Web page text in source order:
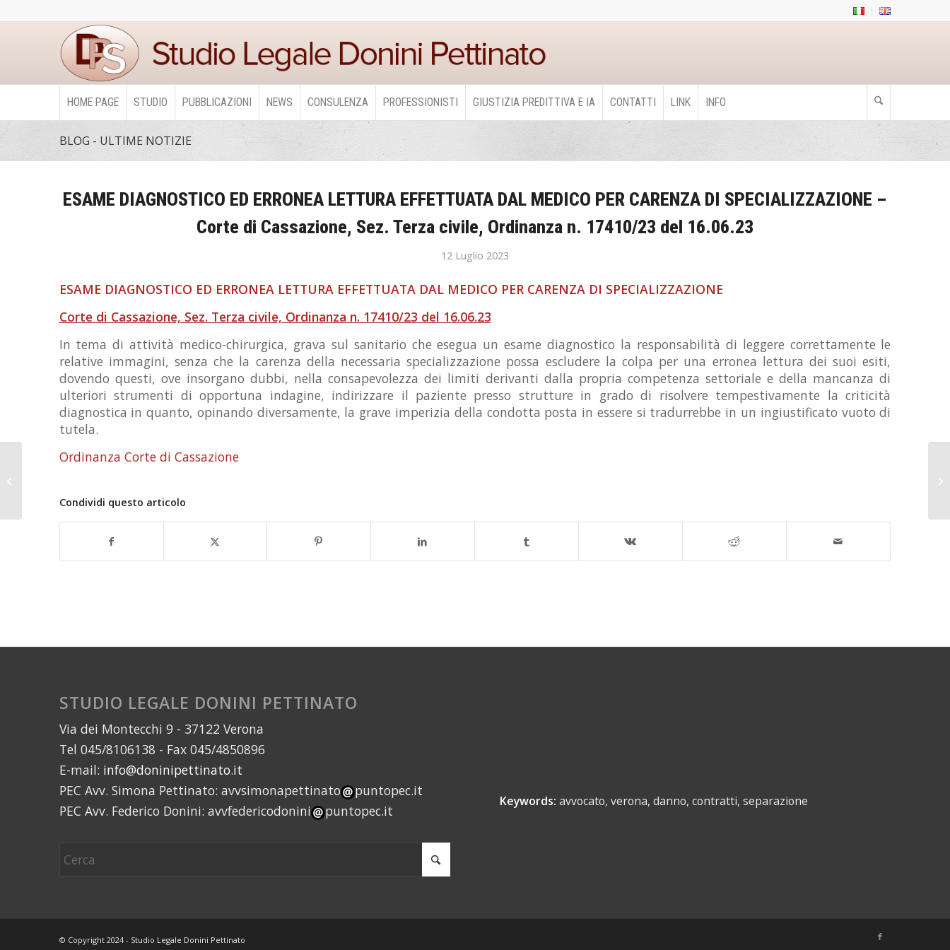
HOME PAGE STUDIO PUBBLICAZIONI NEWS CONSULENZA PROFESSIONISTI GIUSTIZIA PREDITTIVA E IA CONTATTI LINK INFO
BLOG - ULTIME NOTIZIE
ESAME DIAGNOSTICO ED ERRONEA LETTURA EFFETTUATA DAL MEDICO PER CARENZA DI SPECIALIZZAZIONE –
Corte di Cassazione, Sez. Terza civile, Ordinanza n. 17410/23 del 16.06.23
12 Luglio 2023
ESAME DIAGNOSTICO ED ERRONEA LETTURA EFFETTUATA DAL MEDICO PER CARENZA DI SPECIALIZZAZIONE
Corte di Cassazione, Sez. Terza civile, Ordinanza n. 17410/23 del 16.06.23
In tema di attività medico-chirurgica, grava sul sanitario che esegua un esame diagnostico la responsabilità di leggere correttamente le
relative immagini, senza che la carenza della necessaria specializzazione possa escludere la colpa per una erronea lettura dei suoi esiti,
dovendo questi, ove insorgano dubbi, nella consapevolezza dei limiti derivanti dalla propria competenza settoriale e della mancanza di
ulteriori strumenti di opportuna indagine, indirizzare il paziente presso strutture in grado di risolvere tempestivamente la criticità
diagnostica in quanto, opinando diversamente, la grave imperizia della condotta posta in essere si tradurrebbe in un ingiustificato vuoto di
tutela.
Ordinanza Corte di Cassazione
Condividi questo articolo
STUDIO LEGALE DONINI PETTINATO
Via dei Montecchi 9 - 37122 Verona
Tel 045/8106138 - Fax 045/4850896
E-mail: info@doninipettinato.it
PEC Avv. Simona Pettinato: avvsimonapettinato
puntopec.it
PEC Avv. Federico Donini: avvfedericodonini
puntopec.it
Keywords: avvocato, verona, danno, contratti, separazione
© Copyright 2024 - Studio Legale Donini Pettinato
RESPONSABILITA’ DELLA STRUTTURA